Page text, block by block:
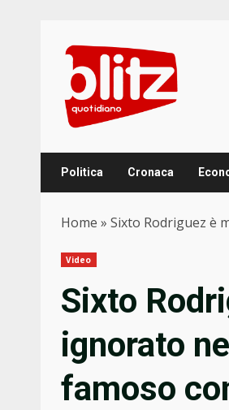
content
Politica Cronaca
Home » Sixto Rodriguez è
Video
Sixto
ignorato
famoso